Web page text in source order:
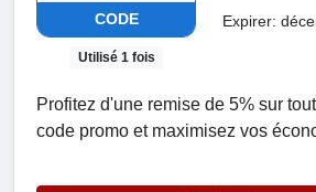
CODE
Utilisé 1 fois
Expirer:
Profitez d'une remise de 5% sur
code promo et maximisez vos